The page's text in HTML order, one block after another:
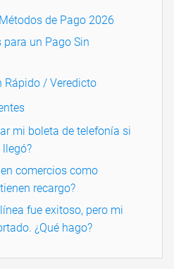
de Pago 2026
para un Pago Sin
Rápido / Veredicto
mi boleta de telefonía si
comercios como
recargo?
fue exitoso, pero mi
¿Qué hago?